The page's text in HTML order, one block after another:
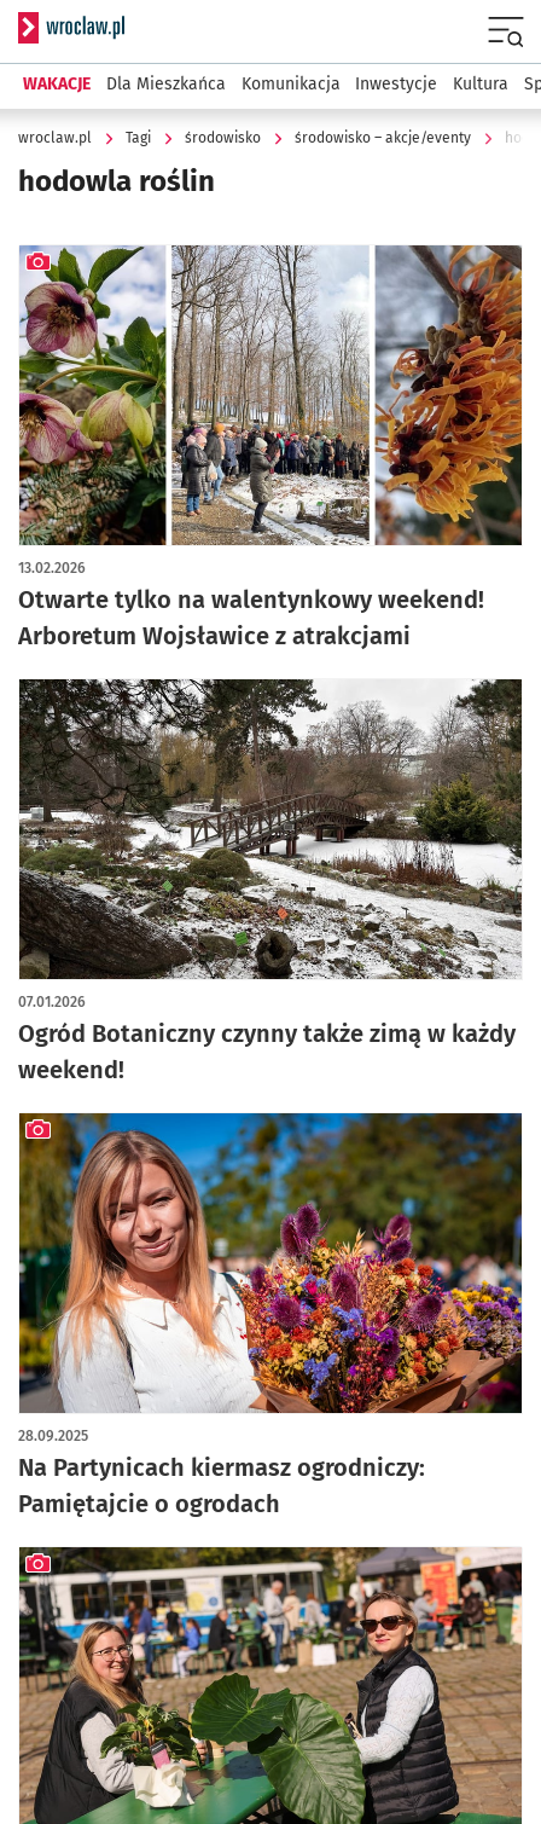
Serwis informacyjny wroclaw.pl
WAKACJE Dla Mieszkańca Komunikacja Inwestycje Kultura
wroclaw.pl Tagi środowisko środowisko – akcje/eventy
hodowla roślin
Otwarte tylko na walentynkowy weekend!
Arboretum Wojsławice z atrakcjami
13.02.2026
artykuł z galerią zdjęć
Ogród Botaniczny czynny także zimą w każdy
weekend!
07.01.2026
Na Partynicach kiermasz ogrodniczy:
Pamiętajcie o ogrodach
28.09.2025
artykuł z galerią zdjęć